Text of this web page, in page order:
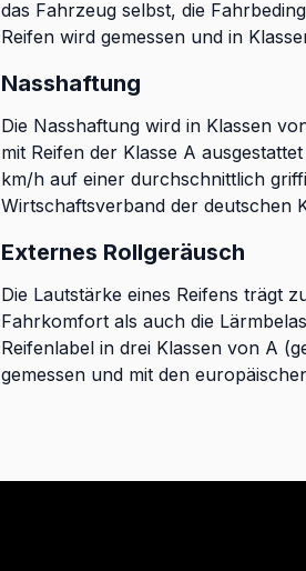
das Fahrzeug selbst, die
Reifen wird gemessen und in
Nasshaftung
Die Nasshaftung wird in Klassen
mit Reifen der Klasse A
km/h auf einer durchschnittlich
Wirtschaftsverband der deutschen
Externes Rollgeräusch
Die Lautstärke eines Reifens trägt
Fahrkomfort als auch die
Reifenlabel in drei Klassen von A
gemessen und mit den